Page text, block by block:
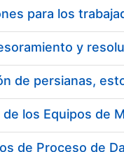
de persianas,